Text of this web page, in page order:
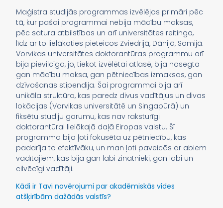
Maģistra studijās programmas izvēlējos primāri pēc
tā, kur pašai programmai nebija mācību maksas,
pēc satura atbilstības un arī universitātes reitinga,
līdz ar to lielākoties pieteicos Zviedrijā, Dānijā, Somijā.
Vorvikas universitātes doktorantūras programmu arī
bija pievilcīga, jo, tiekot izvēlētai atlasē, bija nosegta
gan mācību maksa, gan pētniecības izmaksas, gan
dzīvošanas stipendija. Šai programmai bija arī
unikāla struktūra, kas paredz divus vadītājus un divas
lokācijas (Vorvikas universitātē un Singapūrā) un
fiksētu studiju garumu, kas nav raksturīgi
doktorantūrai lielākajā daļā Eiropas valstu. Šī
programma bija ļoti fokusēta uz pētniecību, kas
padarīja to efektīvāku, un man ļoti paveicās ar abiem
vadītājiem, kas bija gan labi zinātnieki, gan labi un
cilvēcīgi vadītāji.
Kādi ir Tavi novērojumi par akadēmiskās vides
atšķirībām dažādās valstīs?